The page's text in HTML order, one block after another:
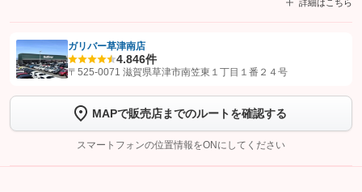
詳細はこちら
【STEP1】認証画面でグーネットを友だち追加してから「許可する」ボタンを押
トーク画面で
ボタンをタップして問い合わせを
完了してください。
こちら
ガリバー草津南店
4.846件
〒525-0071 滋賀県草津市南笠東１丁目１番２４号
MAPで販売店までのルートを確認する
スマートフォンの位置情報をONにしてください